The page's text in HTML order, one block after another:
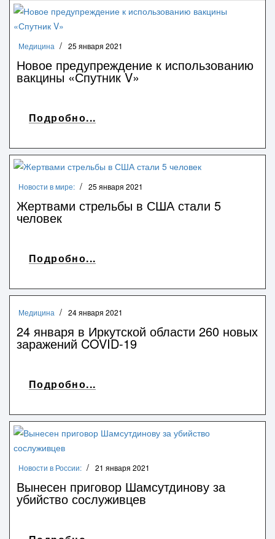
Медицина 25 января 2021
Новое предупреждение к использованию
вакцины «Спутник V»
Подробно...
Новости в мире: 25 января 2021
Жертвами стрельбы в США стали 5
человек
Подробно...
Медицина 24 января 2021
24 января в Иркутской области 260 новых
заражений COVID-19
Подробно...
Новости в России: 21 января 2021
Вынесен приговор Шамсутдинову за
убийство сослуживцев